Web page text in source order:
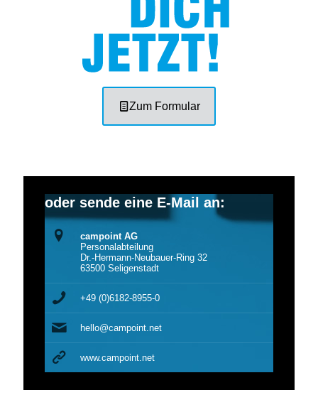
Zum Formular
oder sende eine E-Mail an:
campoint AG
Personalabteilung
Dr.-Hermann-Neubauer-Ring 32
63500 Seligenstadt
+49 (0)6182-8955-0
hello@campoint.net
www.campoint.net